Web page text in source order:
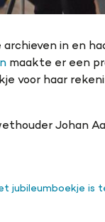
in en
maakte er een
voor haar
Johan
jubileumboekje is